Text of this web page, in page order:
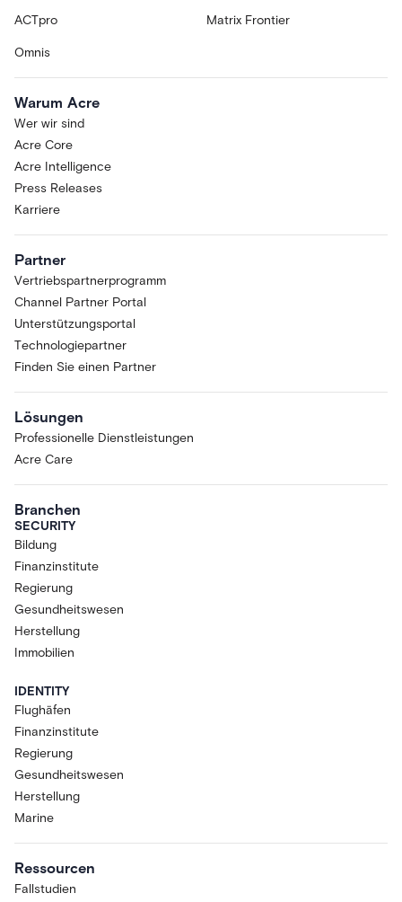
ACTpro Matrix Frontier
Omnis
Warum Acre
Wer wir sind
Acre Core
Acre Intelligence
Press Releases
Karriere
Partner
Vertriebspartnerprogramm
Channel Partner Portal
Unterstützungsportal
Technologiepartner
Finden Sie einen Partner
Lösungen
Professionelle Dienstleistungen
Acre Care
Branchen
SECURITY
Bildung
Finanzinstitute
Regierung
Gesundheitswesen
Herstellung
Immobilien
IDENTITY
Flughäfen
Finanzinstitute
Regierung
Gesundheitswesen
Herstellung
Marine
Ressourcen
Fallstudien